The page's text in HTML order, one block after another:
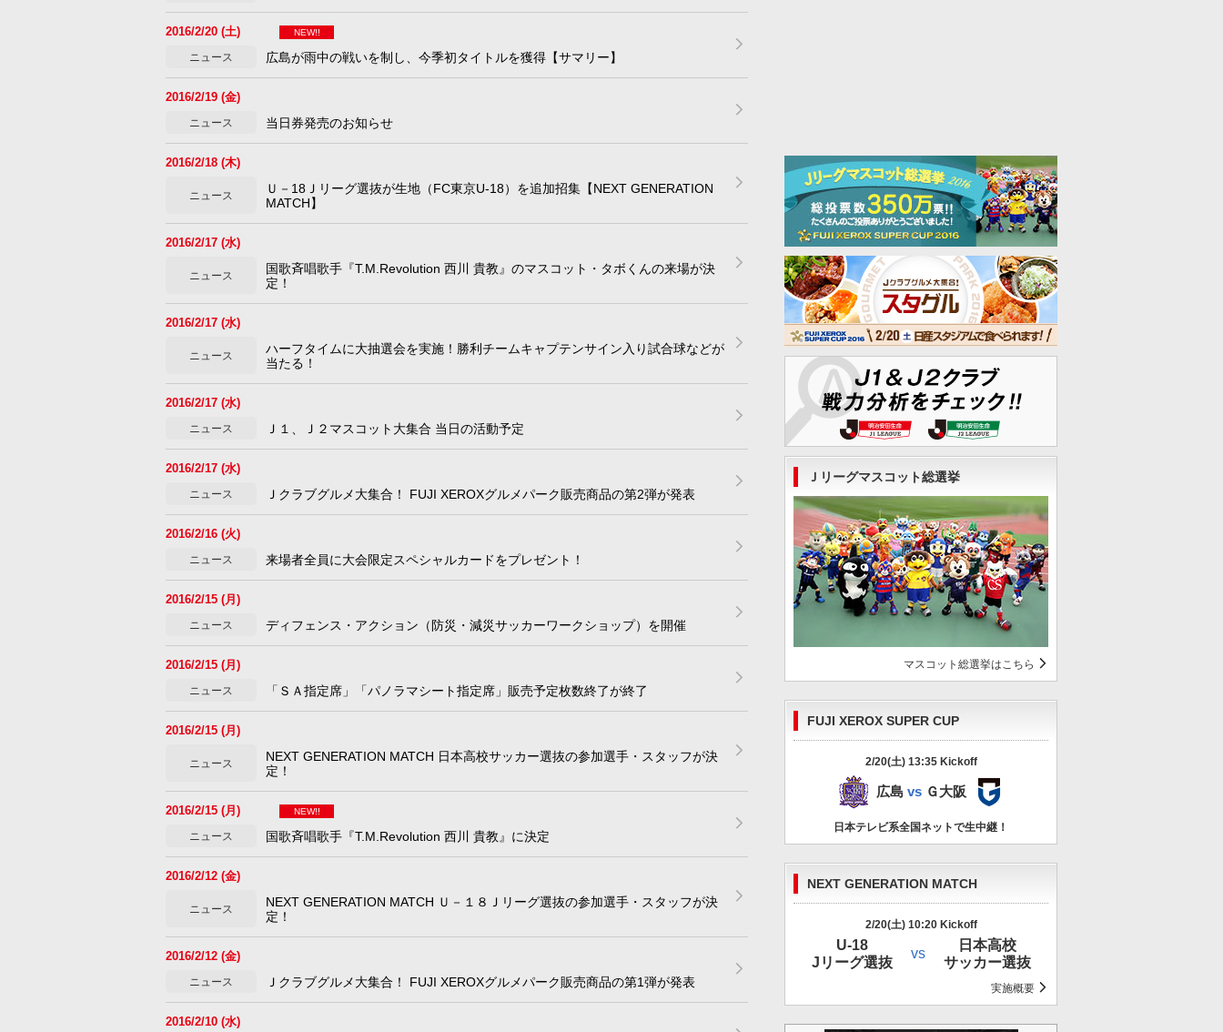
2016/2/20 (土) NEW!!
ニュース 広島が雨中の戦いを制し、今季初タイトルを獲得【サマリー】
2016/2/19 (金)
ニュース 当日券発売のお知らせ
2016/2/18 (木)
ニュース
Ｕ－18Ｊリーグ選抜が生地（FC東京U-18）を追加招集【NEXT GENERATION
MATCH】
2016/2/17 (水)
ニュース
国歌斉唱歌手『T.M.Revolution 西川 貴教』のマスコット・タボくんの来場が決
定！
2016/2/17 (水)
ニュース
ハーフタイムに大抽選会を実施！勝利チームキャプテンサイン入り試合球などが
当たる！
2016/2/17 (水)
ニュース Ｊ１、Ｊ２マスコット大集合 当日の活動予定
2016/2/17 (水)
ニュース Ｊクラブグルメ大集合！ FUJI XEROXグルメパーク販売商品の第2弾が発表
2016/2/16 (火)
ニュース 来場者全員に大会限定スペシャルカードをプレゼント！
2016/2/15 (月)
ニュース ディフェンス・アクション（防災・減災サッカーワークショップ）を開催
2016/2/15 (月)
ニュース 「ＳＡ指定席」「パノラマシート指定席」販売予定枚数終了が終了
2016/2/15 (月)
ニュース
NEXT GENERATION MATCH 日本高校サッカー選抜の参加選手・スタッフが決
定！
2016/2/15 (月) NEW!!
ニュース 国歌斉唱歌手『T.M.Revolution 西川 貴教』に決定
2016/2/12 (金)
ニュース
NEXT GENERATION MATCH Ｕ－１８Ｊリーグ選抜の参加選手・スタッフが決
定！
2016/2/12 (金)
ニュース Ｊクラブグルメ大集合！ FUJI XEROXグルメパーク販売商品の第1弾が発表
2016/2/10 (水)
Ｊリーグマスコット総選挙
マスコット総選挙はこちら
FUJI XEROX SUPER CUP
2/20(土) 13:35 Kickoff
広島
広島 vsＧ大阪
日本テレビ系全国ネットで生中継！
NEXT GENERATION MATCH
2/20(土) 10:20 Kickoff
U-18
Jリーグ選抜
vs
日本高校
サッカー選抜
実施概要